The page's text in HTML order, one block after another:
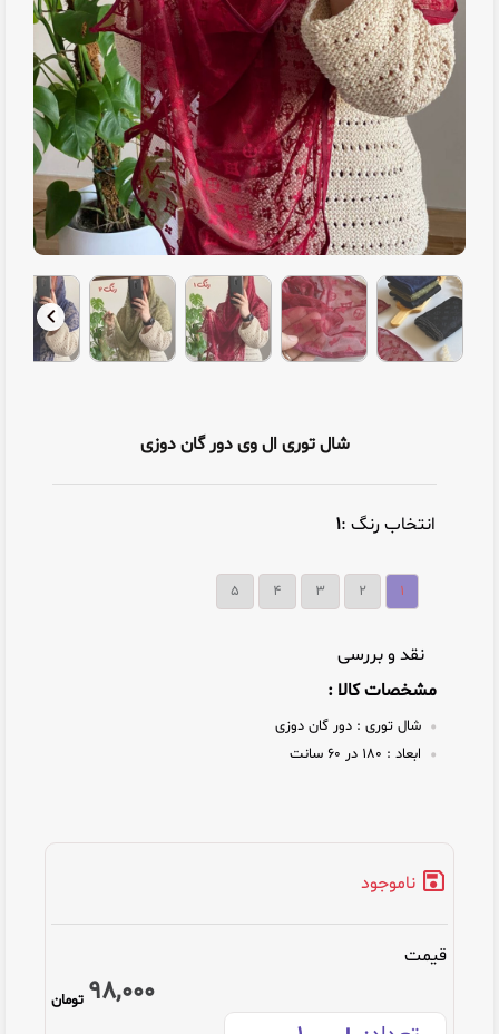
شال توری ال وی دور گان دوزی
انتخاب رنگ :۱
۱ ۲ ۳ ۴ ۵
نقد و بررسی
مشخصات کالا :
شال توری : دور گان دوزی
ابعاد :
ناموجود
قیمت
98,000 تومان